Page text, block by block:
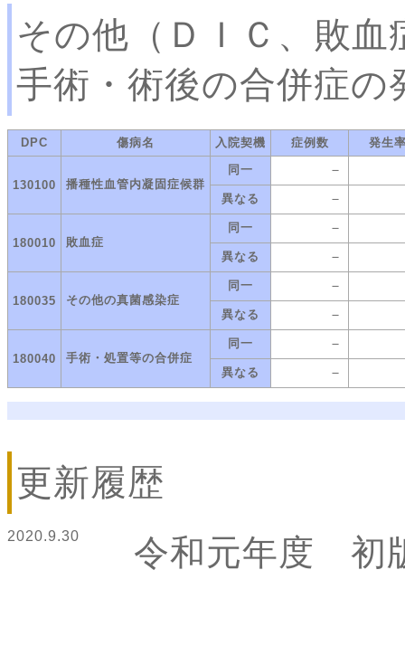
その他（ＤＩＣ、敗
手術・術後の合併症の
DPC 傷病名 入院契機 症例数 発生
130100 播種性血管内凝固症候群
同一 －
異なる －
180010 敗血症
同一 －
異なる －
180035 その他の真菌感染症
同一 －
異なる －
180040 手術・処置等の合併症
同一 －
異なる －
更新履歴
2020.9.30 令和元年度 初